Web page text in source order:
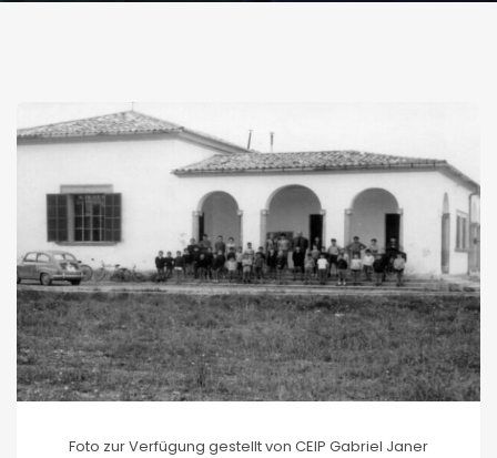
Foto zur Verfügung gestellt von CEIP Gabriel Janer